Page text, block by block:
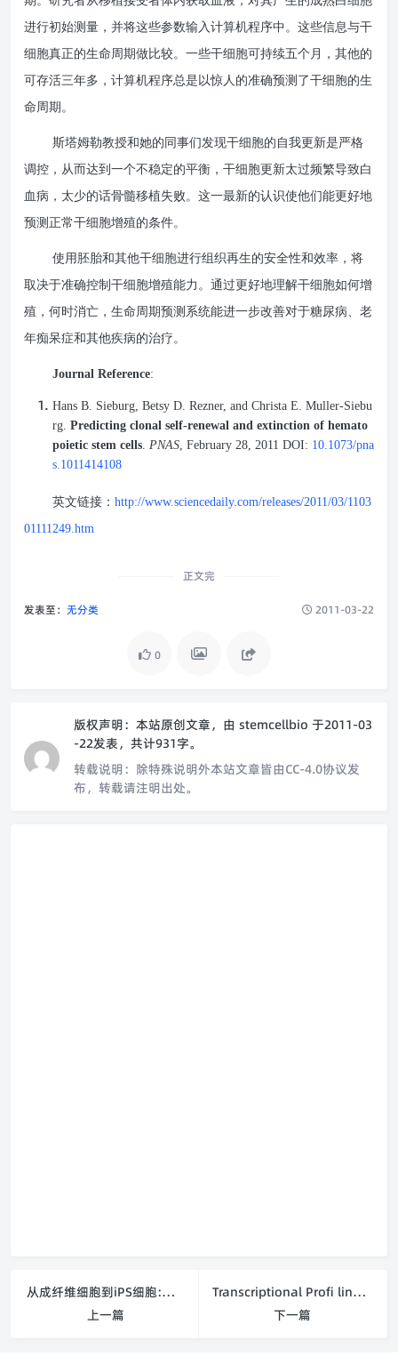
进行初始测量，并将这些参数输入计算机程序中。这些信息与干
细胞真正的生命周期做比较。一些干细胞可持续五个月，其他的
可存活三年多，计算机程序总是以惊人的准确预测了干细胞的生
命周期。
斯塔姆勒教授和她的同事们发现干细胞的自我更新是严格
调控，从而达到一个不稳定的平衡，干细胞更新太过频繁导致白
血病，太少的话骨髓移植失败。这一最新的认识使他们能更好地
预测正常干细胞增殖的条件。
使用胚胎和其他干细胞进行组织再生的安全性和效率，将
取决于准确控制干细胞增殖能力。通过更好地理解干细胞如何增
殖，何时消亡，生命周期预测系统能进一步改善对于糖尿病、老
年痴呆症和其他疾病的治疗。
Journal Reference:
Hans B. Sieburg, Betsy D. Rezner, and Christa E. Muller-Siebu
rg. Predicting clonal self-renewal and extinction of hemato
poietic stem cells. PNAS, February 28, 2011 DOI: 10.1073/pna
s.1011414108
英文链接： http://www.sciencedaily.com/releases/2011/03/1103
01111249.htm
正文完
发表至： 无分类 2011-03-22
0
版权声明： 本站原创文章，由 stemcellbio 于2011-03
-22发表，共计931字。
转载说明： 除特殊说明外本站文章皆由CC-4.0协议发
布，转载请注明出处。
从成纤维细胞到iPS细胞:通过特定的因子来诱导多能性
上一篇
Transcriptional Profi ling of Human Embryonic Stem
下一篇